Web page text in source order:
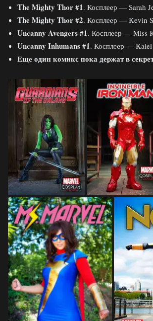
The Mighty Thor #1. Косплеер — Sarah
The Mighty Thor #2. Косплеер — Kevin
Uncanny Avengers #1. Косплеер — Miss
Uncanny Inhumans #1. Косплеер — Kalel
Еще один комикс пока держат в